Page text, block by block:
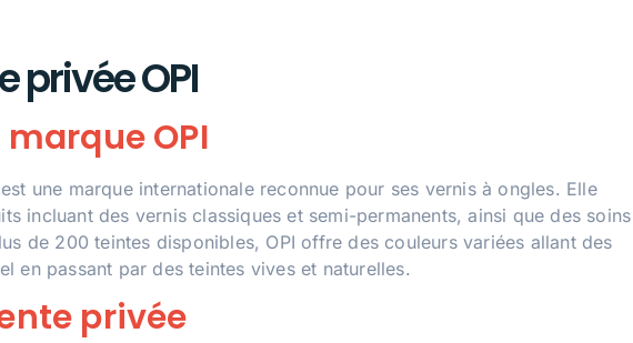
privée OPI
OPI
une marque internationale reconnue pour ses vernis à ongles. Elle
incluant des vernis classiques et semi-permanents, ainsi que des soins
de 200 teintes disponibles, OPI offre des couleurs variées allant des
en passant par des teintes vives et naturelles.
privée